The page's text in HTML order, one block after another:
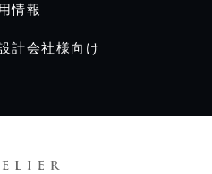
情報
計会社様向け